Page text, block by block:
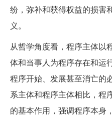
纷，弥补和获得权益的损害
义。
从哲学角度看，程序主体以
体和当事人为程序存在和运
程序开始、发展甚至消亡的
系主体和程序主体相比，程
的基本作用，强调程序本身